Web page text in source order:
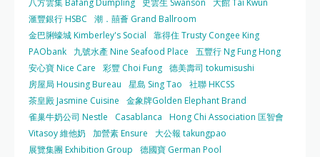
八方雲集 Bafang Dumpling
史雲生 Swanson
大館 Tai Kwun
滙豐銀行 HSBC
潮．囍薈 Grand Ballroom
金巴脷蠔城 Kimberley's Social
靠得住 Trusty Congee King
PAObank
九號水產 Nine Seafood Place
五豐行 Ng Fung Hong
安心寶 Nice Care
彩豐 Choi Fung 德美壽司 tokumisushi
房屋局 Housing Bureau
星島 Sing Tao
社聯 HKCSS
茶皇殿 Jasmine Cuisine
金象牌Golden Elephant Brand
雀巢牛奶公司 Nestle
Casablanca
Hong Chi Association 匡智會
Vitasoy 維他奶
加營素 Ensure
大公報 takungpao
展覽集團 Exhibition Group
德國寶 German Pool